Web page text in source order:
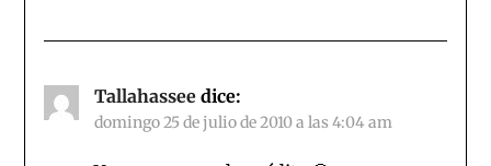
Tallahassee dice:
domingo 25 de julio de 2010 a las 4:04 am